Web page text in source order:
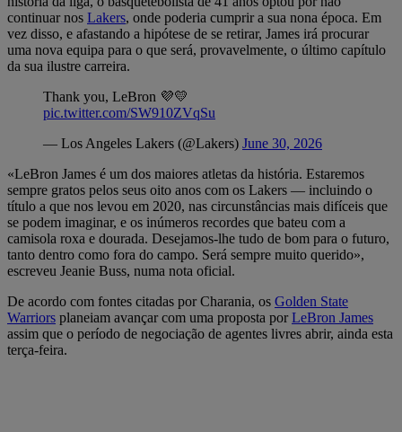
continuar nos Lakers, onde poderia cumprir a sua nona época. Em
vez disso, e afastando a hipótese de se retirar, James irá procurar
uma nova equipa para o que será, provavelmente, o último capítulo
da sua ilustre carreira.
Thank you, LeBron 💜💛
pic.twitter.com/SW910ZVqSu
— Los Angeles Lakers (@Lakers) June 30, 2026
«LeBron James é um dos maiores atletas da história. Estaremos
sempre gratos pelos seus oito anos com os Lakers — incluindo o
título a que nos levou em 2020, nas circunstâncias mais difíceis que
se podem imaginar, e os inúmeros recordes que bateu com a
camisola roxa e dourada. Desejamos-lhe tudo de bom para o futuro,
tanto dentro como fora do campo. Será sempre muito querido»,
escreveu Jeanie Buss, numa nota oficial.
De acordo com fontes citadas por Charania, os Golden State
Warriors planeiam avançar com uma proposta porLeBron James
assim que o período de negociação de agentes livres abrir, ainda esta
terça-feira.